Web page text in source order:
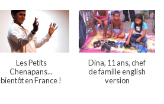
Les Petits
Chenapans...
bientôt en France !
Dina, 11 ans, chef
de famille english
version